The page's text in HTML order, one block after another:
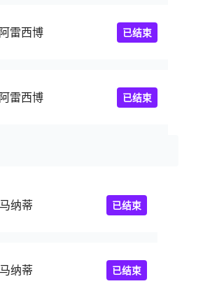
阿雷西博 已结束
阿雷西博 已结束
马纳蒂 已结束
马纳蒂 已结束